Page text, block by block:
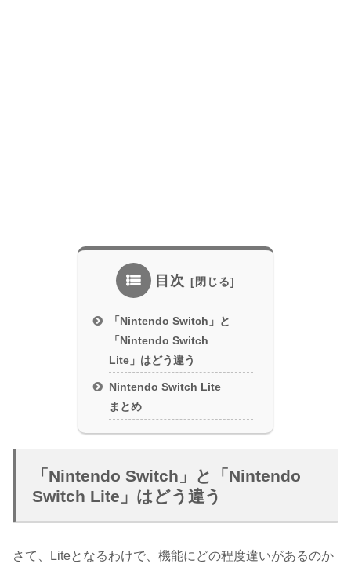
目次
「Nintendo Switch」と
「Nintendo Switch
Lite」はどう違う
Nintendo Switch Lite
まとめ
「Nintendo Switch」と「Nintendo
Switch Lite」はどう違う
さて、Liteとなるわけで、機能にどの程度違いがあるのか